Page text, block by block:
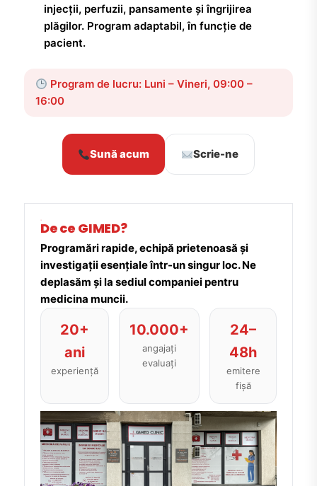
injecții, perfuzii, pansamente și îngrijirea
plăgilor. Program adaptabil, în funcție de
pacient.
Program de lucru: Luni – Vineri, 09:00 –
16:00
Sună acum Scrie-ne
De ce GIMED?
Programări rapide, echipă prietenoasă și
investigații esențiale într-un singur loc. Ne
deplasăm și la sediul companiei pentru
medicina muncii.
20+
ani
experiență
10.000+
angajați
evaluați
24–
48h
emitere
fișă